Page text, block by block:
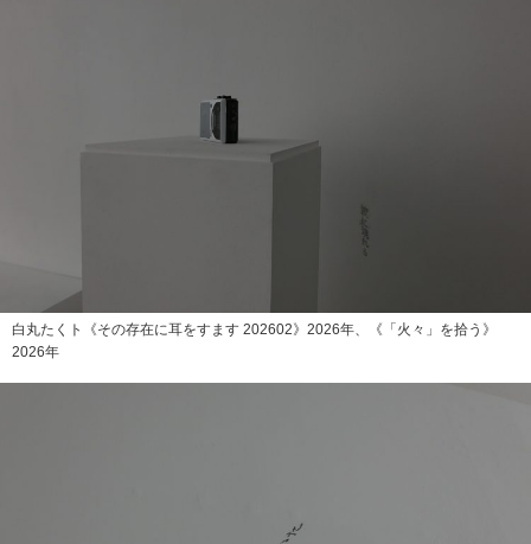
白丸たくト《その存在に耳をすます 202602》2026年、《「火々」を拾う》
2026年